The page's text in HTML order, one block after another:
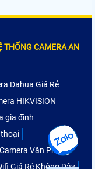
THỐNG CAMERA AN
Dahua Giá Rẻ
HIKVISION
gia đình
thoại
Văn Phòng
Giá Rẻ Không Dây